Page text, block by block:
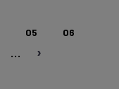
05
06
…